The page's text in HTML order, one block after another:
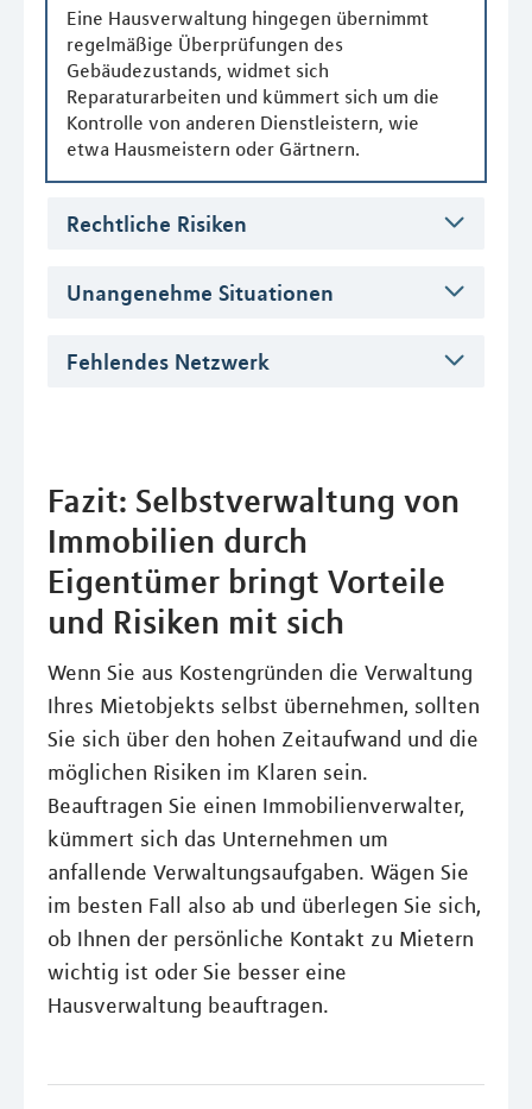
Eine Hausverwaltung hingegen übernimmt
regelmäßige Überprüfungen des
Gebäudezustands, widmet sich
Reparaturarbeiten und kümmert sich um die
Kontrolle von anderen Dienstleistern, wie
etwa Hausmeistern oder Gärtnern.
Rechtliche Risiken
Unangenehme Situationen
Fehlendes Netzwerk
Fazit: Selbstverwaltung von
Immobilien durch
Eigentümer bringt Vorteile
und Risiken mit sich
Wenn Sie aus Kostengründen die Verwaltung
Ihres Mietobjekts selbst übernehmen, sollten
Sie sich über den hohen Zeitaufwand und die
möglichen Risiken im Klaren sein.
Beauftragen Sie einen Immobilienverwalter,
kümmert sich das Unternehmen um
anfallende Verwaltungsaufgaben. Wägen Sie
im besten Fall also ab und überlegen Sie sich,
ob Ihnen der persönliche Kontakt zu Mietern
wichtig ist oder Sie besser eine
Hausverwaltung beauftragen.